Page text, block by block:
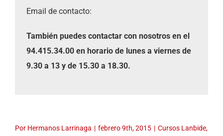
Email de contacto:
También puedes contactar con nosotros en el
94.415.34.00 en horario de lunes a viernes de
9.30 a 13 y de 15.30 a 18.30.
Por Hermanos Larrinaga | febrero 9th, 2015 | Cursos Lanbide,